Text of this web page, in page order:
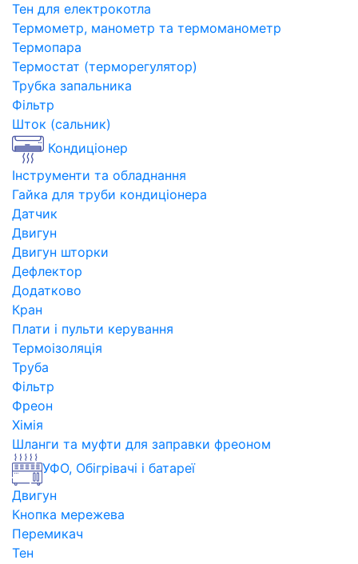
Тен для електрокотла
Термометр, манометр та термоманометр
Термопара
Термостат (терморегулятор)
Трубка запальника
Фільтр
Шток (сальник)
Кондиціонер
Інструменти та обладнання
Гайка для труби кондиціонера
Датчик
Двигун
Двигун шторки
Дефлектор
Додатково
Кран
Плати і пульти керування
Термоізоляція
Труба
Фільтр
Фреон
Хімія
Шланги та муфти для заправки фреоном
УФО, Обігрівачі і батареї
Двигун
Кнопка мережева
Перемикач
Тен